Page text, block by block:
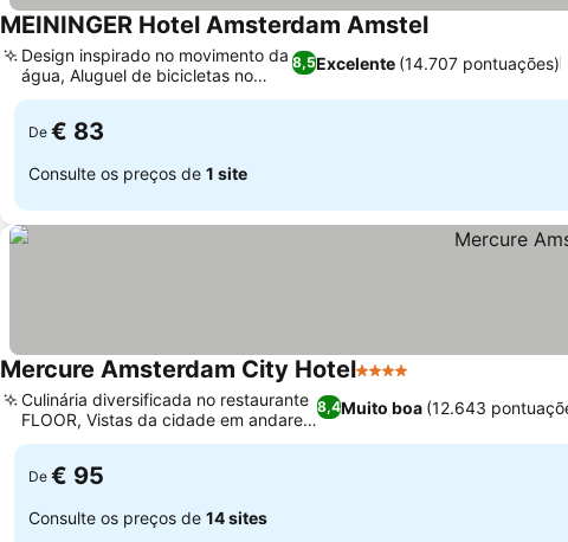
MEININGER Hotel Amsterdam Amstel
8,5Excelente (14.707 pontuações)
Design inspirado no movimento da
água, Aluguel de bicicletas no
local
De € 83
Consulte os preços de 1 site
Mercure Amsterdam City Hotel4 Estrelas
8,4Muito boa (12.643
Culinária diversificada no restaurante
FLOOR, Vistas da cidade em andares
altos
De € 95
Consulte os preços de 14 sites